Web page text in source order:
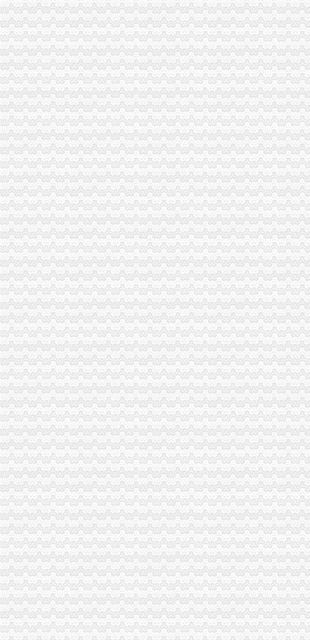
昆山代账公司,昆山代账,昆山代理记账,昆山代理做账,花桥代
安徽国硕财税管理有限公司,合肥财务代账公司,合肥工商代理注册,
合肥会计代帐|合肥代报税|合肥代账报税|合肥代账公司电话0551-
无锡代账公司的流程-中介代理
沈代账会计_代办营业执照注册_沈代账公司_沈瑞亚会计服务有
池州财务公司|池州代账公司|池州会计公司|池州嘉禾财务咨询有限公司
石家庄会计代账公司|石家庄工商注册代办|石家庄代办营业执照
沈代帐公司、沈代帐会计、沈代账公司、沈代账会计【今日推